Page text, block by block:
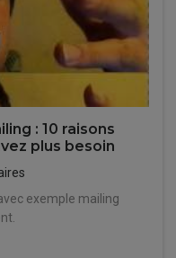
: 10 raisons
plus besoin
exemple mailing